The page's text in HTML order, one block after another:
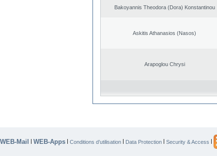
Bakoyannis Theodora (Dora) Konstantinou
Askitis Athanasios (Nasos)
Arapoglou Chrysi
WEB-Mail | WEB-Apps | Conditions d’utilisation | Data Protection | Security & Access |